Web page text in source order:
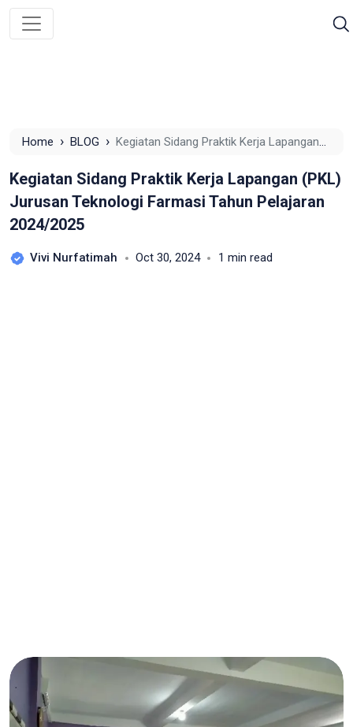
Home › BLOG › Kegiatan Sidang Praktik Kerja Lapangan
2024/2025
Kegiatan Sidang Praktik Kerja Lapangan (PKL)
Jurusan Teknologi Farmasi Tahun Pelajaran
2024/2025
Vivi Nurfatimah Oct 30, 2024 1 min read